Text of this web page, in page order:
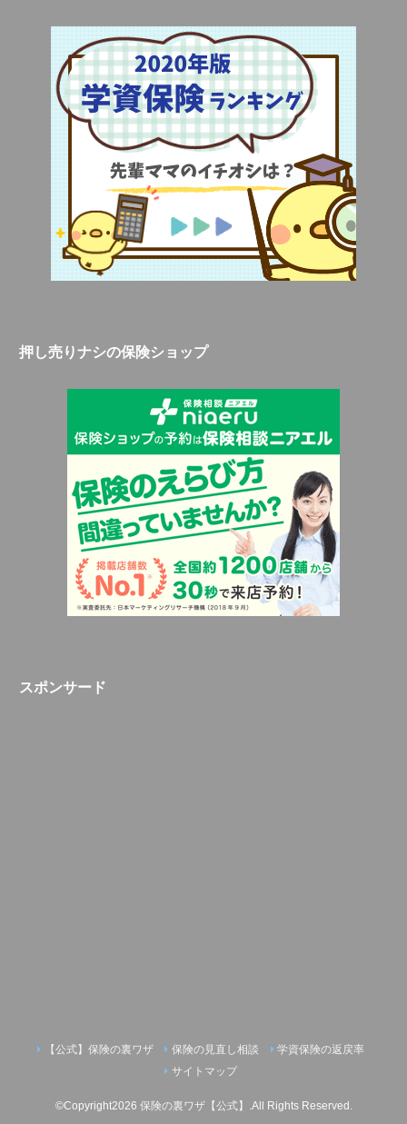
押し売りナシの保険ショップ
スポンサード
【公式】保険の裏ワザ 保険の見直し相談
学資保険の返戻率
サイトマップ
©Copyright2026 保険の裏ワザ【公式】 .All Rights Reserved.